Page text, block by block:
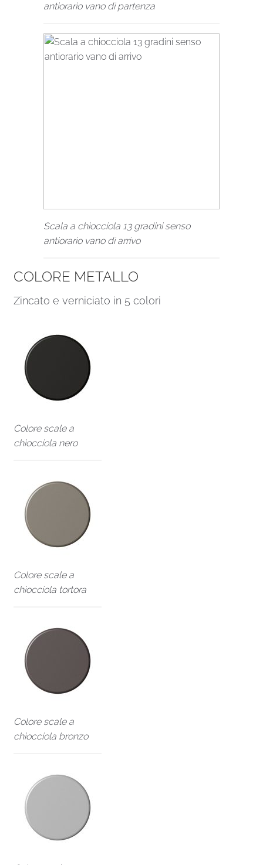
antiorario vano di partenza
Scala a chiocciola 13 gradini senso
antiorario vano di arrivo
COLORE METALLO
Zincato e verniciato in 5 colori
Colore scale a
chiocciola nero
Colore scale a
chiocciola tortora
Colore scale a
chiocciola bronzo